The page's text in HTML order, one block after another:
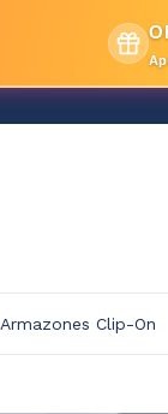
Armazones Clip-On